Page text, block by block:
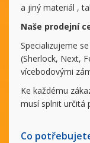
a jiný materiál ,
Naše prodejní
Specializujeme
(Sherlock, Next,
vícebodovými
Ke každému
musí splnit určitá
Co